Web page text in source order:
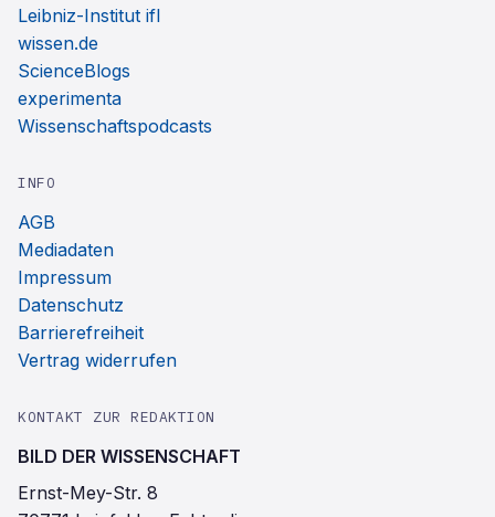
Leibniz-Institut ifl
wissen.de
ScienceBlogs
experimenta
Wissenschaftspodcasts
INFO
AGB
Mediadaten
Impressum
Datenschutz
Barrierefreiheit
Vertrag widerrufen
KONTAKT ZUR REDAKTION
BILD DER WISSENSCHAFT
Ernst-Mey-Str. 8